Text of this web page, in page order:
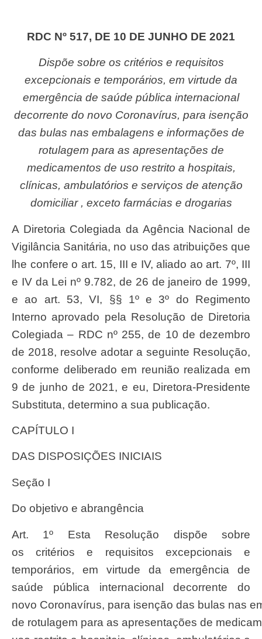
RDC Nº 517, DE 10 DE JUNHO DE 2021
Dispõe sobre os critérios e requisitos
excepcionais e temporários, em virtude da
emergência de saúde pública internacional
decorrente do novo Coronavírus, para isenção
das bulas nas embalagens e informações de
rotulagem para as apresentações de
medicamentos de uso restrito a hospitais,
clínicas, ambulatórios e serviços de atenção
domiciliar , exceto farmácias e drogarias
A Diretoria Colegiada da Agência Nacional de
Vigilância Sanitária, no uso das atribuições que
lhe confere o art. 15, III e IV, aliado ao art. 7º, III
e IV da Lei nº 9.782, de 26 de janeiro de 1999,
e ao art. 53, VI, §§ 1º e 3º do Regimento
Interno aprovado pela Resolução de Diretoria
Colegiada – RDC nº 255, de 10 de dezembro
de 2018, resolve adotar a seguinte Resolução,
conforme deliberado em reunião realizada em
9 de junho de 2021, e eu, Diretora-Presidente
Substituta, determino a sua publicação.
CAPÍTULO I
DAS DISPOSIÇÕES INICIAIS
Seção I
Do objetivo e abrangência
Art. 1º Esta Resolução dispõe sobre
os critérios e requisitos excepcionais e
temporários, em virtude da emergência de
saúde pública internacional decorrente do
novo Coronavírus, para isenção das bulas nas
de rotulagem para as apresentações de